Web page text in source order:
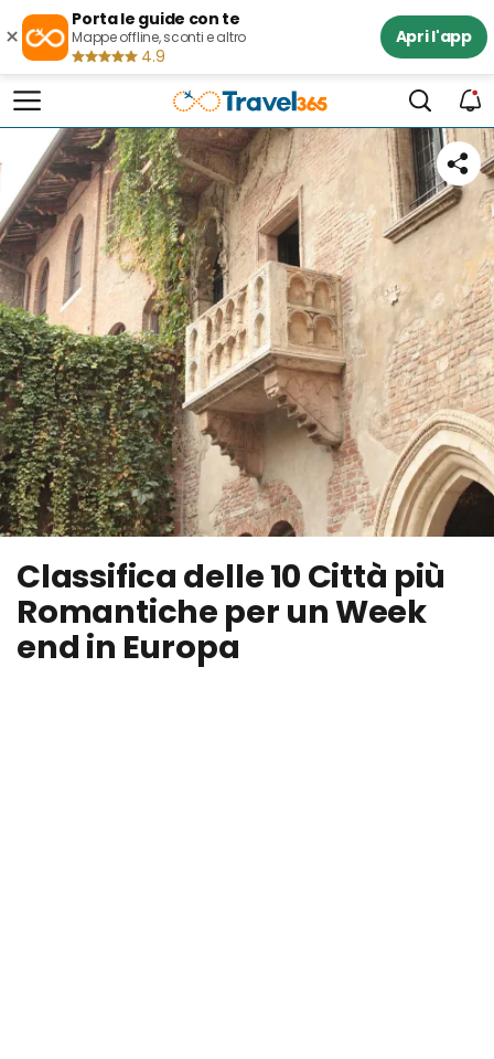
×
Porta le guide con te
Mappe offline, sconti e altro
4.9
Apri l'app
Classifica delle 10 Città più
Romantiche per un Week
end in Europa